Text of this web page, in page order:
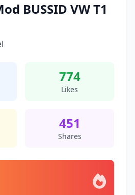
BUSSID VW T1
774
Likes
451
Shares